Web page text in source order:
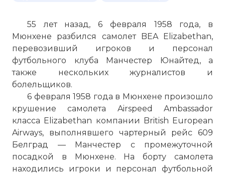
55 лет назад, 6 февраля 1958 года, в
Мюнхене разбился самолет BEA Elizabethan,
перевозивший игроков и персонал
футбольного клуба Манчестер Юнайтед, а
также нескольких журналистов и
болельщиков.
6 февраля 1958 года в Мюнхене произошло
крушение самолета Airspeed Ambassador
класса Elizabethan компании British European
Airways, выполнявшего чартерный рейс 609
Белград — Манчестер с промежуточной
посадкой в Мюнхене. На борту самолета
находились игроки и персонал футбольной